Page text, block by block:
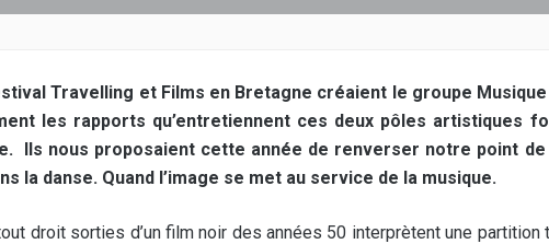
Travelling et Films en Bretagne créaient le groupe
les rapports qu’entretiennent ces deux pôles artistiques
Ils nous proposaient cette année de renverser notre point
la danse. Quand l’image se met au service de la musique.
droit sorties d’un film noir des années 50 interprètent une partition